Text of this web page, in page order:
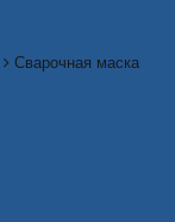
Сварочная маска